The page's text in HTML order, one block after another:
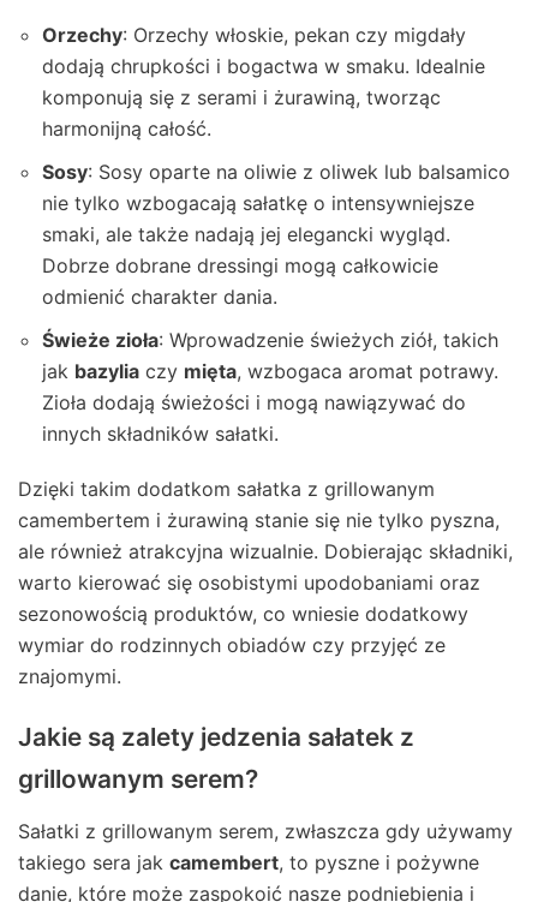
Orzechy: Orzechy włoskie, pekan czy migdały
dodają chrupkości i bogactwa w smaku. Idealnie
komponują się z serami i żurawiną, tworząc
harmonijną całość.
Sosy: Sosy oparte na oliwie z oliwek lub balsamico
nie tylko wzbogacają sałatkę o intensywniejsze
smaki, ale także nadają jej elegancki wygląd.
Dobrze dobrane dressingi mogą całkowicie
odmienić charakter dania.
Świeże zioła: Wprowadzenie świeżych ziół, takich
jak bazylia czy mięta, wzbogaca aromat potrawy.
Zioła dodają świeżości i mogą nawiązywać do
innych składników sałatki.
Dzięki takim dodatkom sałatka z grillowanym
camembertem i żurawiną stanie się nie tylko pyszna,
ale również atrakcyjna wizualnie. Dobierając składniki,
warto kierować się osobistymi upodobaniami oraz
sezonowością produktów, co wniesie dodatkowy
wymiar do rodzinnych obiadów czy przyjęć ze
znajomymi.
Jakie są zalety jedzenia sałatek z
grillowanym serem?
Sałatki z grillowanym serem, zwłaszcza gdy używamy
takiego sera jak camembert, to pyszne i pożywne
danie, które może zaspokoić nasze podniebienia i